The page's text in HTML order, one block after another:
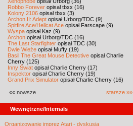
Robbo Forever opisał tbxx (16)
Kolony 2106 opisał tbxx (3)
Archon II: Adept opisał Urborg/TDC (9)
Spitfire Ace/Hellcat Ace opisał Farscape (9)
Wyspa opisał Kaz (9)
Archon opisał Urborg/TDC (16)
The Last Starfighter opisał TDC (30)
Dwie Wieże opisał Muffy (19)
Basil The Great Mouse Detective opisał Charlie
Cherry (125)
Inny Świat opisał Charlie Cherry (17)
Inspektor opisał Charlie Cherry (19)
Grand Prix Simulator opisał Charlie Cherry (16)
«« nowsze starsze »»
Wewnętrzne/Internals
Organizowanie imprez Atari - dyskusja